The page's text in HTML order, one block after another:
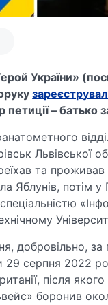
України»
– батько
Львівської
та проживав
Яблунів, потім
добровільно,
серпня 2022
після
боронив